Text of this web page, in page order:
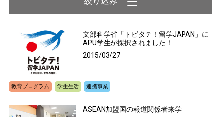
文部科学省「トビタテ！留学JAPAN」に
APU学生が採択されました！
2015/03/27
教育プログラム 学生生活 連携事業
ASEAN加盟国の報道関係者来学